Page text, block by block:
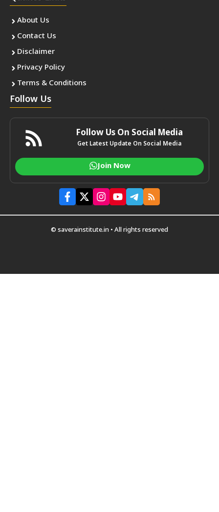
About Us
Contact Us
Disclaimer
Privacy Policy
Terms & Conditions
Follow Us
Follow Us On Social Media
Get Latest Update On Social Media
Join Now
© saverainstitute.in • All rights reserved